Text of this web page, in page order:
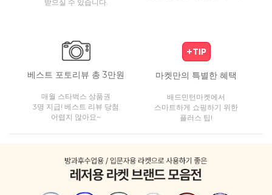
받으실 수 있습니다.
베스트 포토리뷰 총 3만원
매월 스타벅스 상품권
3명 지급! 베스트 리뷰 당첨
어렵지 않아요~
마켓만의 특별한 혜택
배드민턴마켓에서
스마트하게 쇼핑하기 위한
플러스 팁!